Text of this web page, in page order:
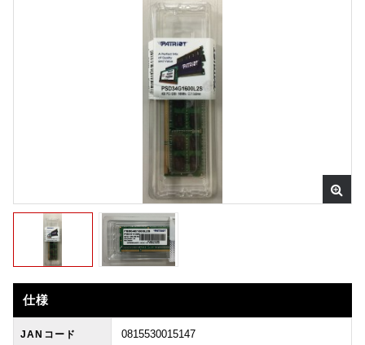
仕様
JANコード 0815530015147